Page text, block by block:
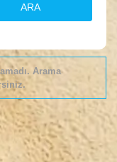
ARA
Arama